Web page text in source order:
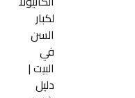
لكبار
السن
في
البيت |
دليل